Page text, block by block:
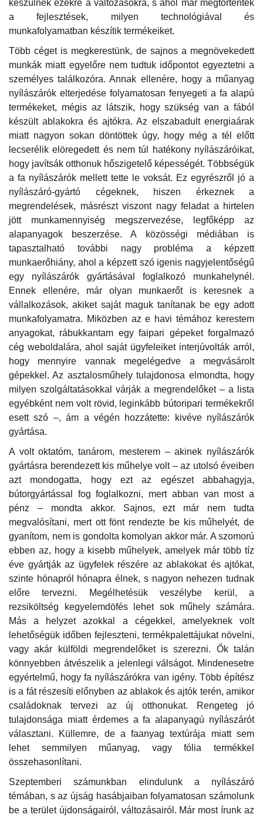
készülnek ezekre a változásokra, s ahol már megtörténtek
a fejlesztések, milyen technológiával és
munkafolyamatban készítik termékeiket.
Több céget is megkerestünk, de sajnos a megnövekedett
munkák miatt egyelőre nem tudtuk időpontot egyeztetni a
személyes találkozóra. Annak ellenére, hogy a műanyag
nyílászárók elterjedése folyamatosan fenyegeti a fa alapú
termékeket, mégis az látszik, hogy szükség van a fából
készült ablakokra és ajtókra. Az elszabadult energiaárak
miatt nagyon sokan döntöttek úgy, hogy még a tél előtt
lecserélik elöregedett és nem túl hatékony nyílászáróikat,
hogy javítsák otthonuk hőszigetelő képességét. Többségük
a fa nyílászárók mellett tette le voksát. Ez egyrészről jó a
nyílászáró-gyártó cégeknek, hiszen érkeznek a
megrendelések, másrészt viszont nagy feladat a hirtelen
jött munkamennyiség megszervezése, legfőképp az
alapanyagok beszerzése. A közösségi médiában is
tapasztalható további nagy probléma a képzett
munkaerőhiány, ahol a képzett szó igenis nagyjelentőségű
egy nyílászárók gyártásával foglalkozó munkahelynél.
Ennek ellenére, már olyan munkaerőt is keresnek a
vállalkozások, akiket saját maguk tanítanak be egy adott
munkafolyamatra. Miközben az e havi témához kerestem
anyagokat, rábukkantam egy faipari gépeket forgalmazó
cég weboldalára, ahol saját ügyfeleiket interjúvolták arról,
hogy mennyire vannak megelégedve a megvásárolt
gépekkel. Az asztalosműhely tulajdonosa elmondta, hogy
milyen szolgáltatásokkal várják a megrendelőket – a lista
egyébként nem volt rövid, leginkább bútoripari termékekről
esett szó –, ám a végén hozzátette: kivéve nyílászárók
gyártása.
A volt oktatóm, tanárom, mesterem – akinek nyílászárók
gyártásra berendezett kis műhelye volt – az utolsó éveiben
azt mondogatta, hogy ezt az egészet abbahagyja,
bútorgyártással fog foglalkozni, mert abban van most a
pénz – mondta akkor. Sajnos, ezt már nem tudta
megvalósítani, mert ott fönt rendezte be kis műhelyét, de
gyanítom, nem is gondolta komolyan akkor már. A szomorú
ebben az, hogy a kisebb műhelyek, amelyek már több tíz
éve gyártják az ügyfelek részére az ablakokat és ajtókat,
szinte hónapról hónapra élnek, s nagyon nehezen tudnak
előre tervezni. Megélhetésük veszélybe kerül, a
rezsiköltség kegyelemdöfés lehet sok műhely számára.
Más a helyzet azokkal a cégekkel, amelyeknek volt
lehetőségük időben fejleszteni, termékpalettájukat növelni,
vagy akár külföldi megrendelőket is szerezni. Ők talán
könnyebben átvészelik a jelenlegi válságot. Mindenesetre
egyértelmű, hogy fa nyílászárókra van igény. Több építész
is a fát részesíti előnyben az ablakok és ajtók terén, amikor
családoknak tervezi az új otthonukat. Rengeteg jó
tulajdonsága miatt érdemes a fa alapanyagú nyílászárót
választani. Küllemre, de a faanyag textúrája miatt sem
lehet semmilyen műanyag, vagy fólia termékkel
összehasonlítani.
Szeptemberi számunkban elindulunk a nyílászáró
témában, s az újság hasábjaiban folyamatosan számolunk
be a terület újdonságairól, változásairól. Már most írunk az